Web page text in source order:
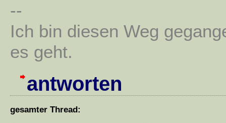
--
Ich bin diesen Weg
es geht.
antworten
gesamter Thread: